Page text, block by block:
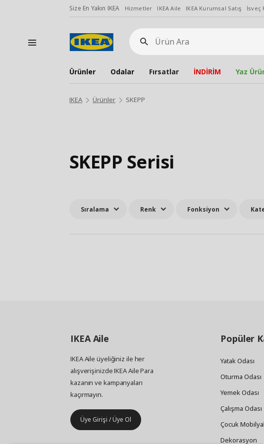
Size En Yakın IKEA Hizmetler IKEA Aile IKEA Kurumsal Satış İsveç
Ürün
Ara
Ürünler Odalar Fırsatlar İNDİRİM Yaz
IKEA Ürünler SKEPP
SKEPP Serisi
Sıralama Renk Fonksiyon
IKEAAile
IKEA Aile üyeliğiniz ile her
alışverişinizde IKEA Aile Para
kazanın ve kampanyaları
kaçırmayın.
Üye Girişi / Üye Ol
Popüler
Yatak Odası
Oturma Odası
Yemek Odası
Çalışma Odası
Çocuk
Dekorasyon